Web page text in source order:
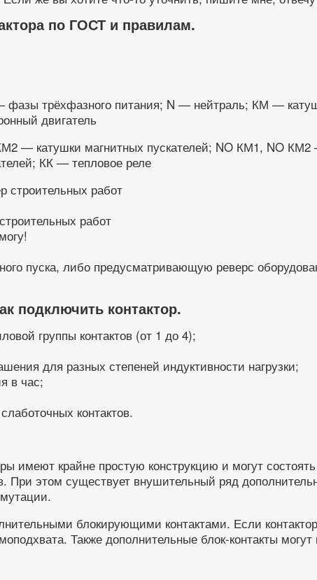
по ГОСТ и правилам.
фазы трёхфазного питания; N — нейтраль; КМ —
двигатель
— катушки магнитных пускателей; NO КМ1, NO
КК — тепловое реле
работ
пуска, либо предусматривающую реверс
подключить контактор.
группы контактов (от 1 до 4);
для разных степеней индуктивности нагрузки;
в час;
контактов.
имеют крайне простую конструкцию и могут
При этом существует внушительный ряд
блокирующими контактами. Если
Также дополнительные блок-контакты